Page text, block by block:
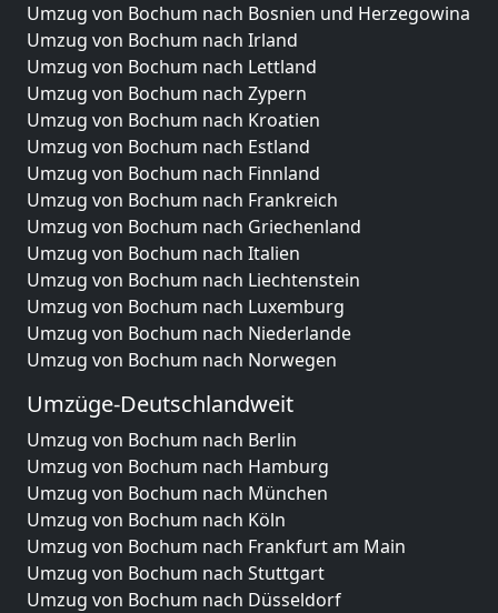
Umzug von Bochum nach Bosnien und Herzegowina
Umzug von Bochum nach Irland
Umzug von Bochum nach Lettland
Umzug von Bochum nach Zypern
Umzug von Bochum nach Kroatien
Umzug von Bochum nach Estland
Umzug von Bochum nach Finnland
Umzug von Bochum nach Frankreich
Umzug von Bochum nach Griechenland
Umzug von Bochum nach Italien
Umzug von Bochum nach Liechtenstein
Umzug von Bochum nach Luxemburg
Umzug von Bochum nach Niederlande
Umzug von Bochum nach Norwegen
Umzüge-Deutschlandweit
Umzug von Bochum nach Berlin
Umzug von Bochum nach Hamburg
Umzug von Bochum nach München
Umzug von Bochum nach Köln
Umzug von Bochum nach Frankfurt am Main
Umzug von Bochum nach Stuttgart
Umzug von Bochum nach Düsseldorf